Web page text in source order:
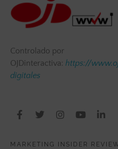
Controlado por
OJDinteractiva: https://
digitales
MARKETING INSIDER